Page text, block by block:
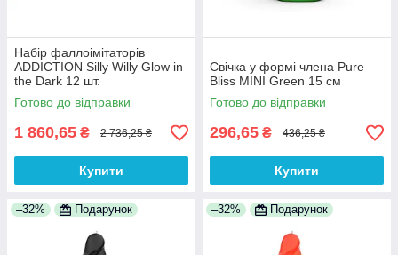
Набір фаллоімітаторів
ADDICTION Silly Willy Glow in
the Dark 12 шт.
Готово до відправки
1 860,65 ₴ 2 736,25 ₴
Купити
Свічка у формі члена Pure
Bliss MINI Green 15 см
Готово до відправки
296,65 ₴ 436,25 ₴
Купити
–32% Подарунок –32% Подарунок